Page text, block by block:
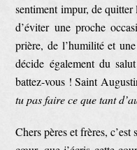
sentiment impur, de
d’éviter une proche
prière, de l’humilité et
décide également du
battez-vous ! Saint
tu pas faire ce que tant
Chers pères et frères,